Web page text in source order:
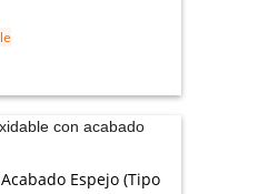
Espejo (tipo